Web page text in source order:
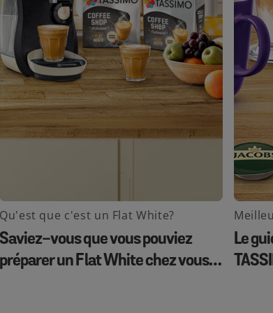
Qu'est que c'est un Flat White?
Saviez-vous que vous pouviez
préparer un Flat White chez vous
Le